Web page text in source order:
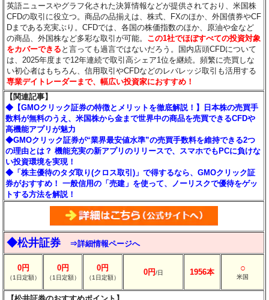
英語ニュースやグラフ化された決算情報などが提供されており、米国株
CFDの取引に役立つ。商品の品揃えは、株式、FXのほか、外国債券やCF
Dまである充実ぶり。CFDでは、各国の株価指数のほか、原油や金など
の商品、外国株など多彩な取引が可能。 この1社でほぼすべての投資対象
をカバーできる と言っても過言ではないだろう。国内店頭CFDについて
は、2025年度まで12年連続で取引高シェア1位を継続。頻繁に売買しな
い初心者はもちろん、信用取引やCFDなどのレバレッジ取引も活用する
専業デイトレーダーまで、幅広い投資家におすすめ！
【関連記事】
◆【GMOクリック証券の特徴とメリットを徹底解説！】日本株の売買手
数料が無料のうえ、米国株から金まで世界中の商品を売買できるCFDや
高機能アプリが魅力
◆GMOクリック証券が“業界最安値水準”の売買手数料を維持できる2つ
の理由とは？ 機能充実の新アプリのリリースで、スマホでもPCに負けな
い投資環境を実現！
◆「株主優待のタダ取り(クロス取引)」で得するなら、GMOクリック証
券がおすすめ！ 一般信用の「売建」を使って、ノーリスクで優待をゲッ
トする方法を解説！
◆松井証券 ⇒詳細情報ページへ
0円
（1日定額）
0円
（1日定額）
0円
（1日定額）
0円/日 1956本 ○
米国